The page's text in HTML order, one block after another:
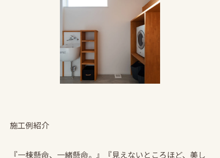
施工例紹介
『一棟懸命、一緒懸命。』『見えないところほど、美し